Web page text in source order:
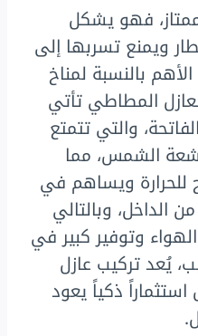
فهو يشكل
ويمنع تسربها إلى
بالنسبة لمناخ
المطاطي تأتي
والتي تتمتع
الشمس، مما
ويساهم في
الداخل، وبالتالي
وتوفير كبير في
يُعد تركيب عازل
ذكياً يعود